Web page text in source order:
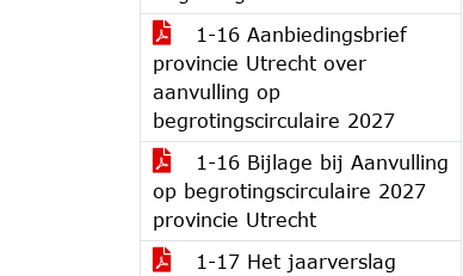
1-16 Aanbiedingsbrief
provincie Utrecht over
aanvulling op
begrotingscirculaire 2027
1-16 Bijlage bij Aanvulling
op begrotingscirculaire 2027
provincie Utrecht
1-17 Het jaarverslag